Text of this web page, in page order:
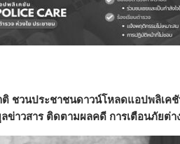
ติ ชวนประชาชนดาวน์โหลดแอปพลิเค
ข่าวสาร ติดตามผลคดี การเตือนภัยต่า